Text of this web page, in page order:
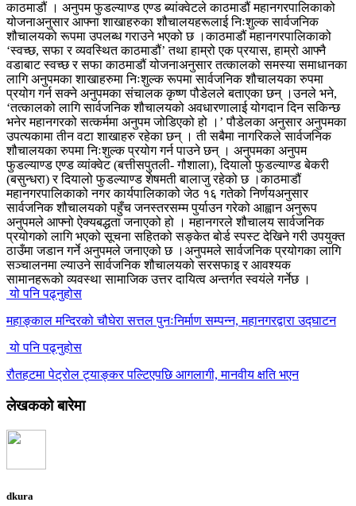
काठमाडौं । अनुपम फुडल्याण्ड एण्ड ब्यांक्वेटले काठमाडौं महानगरपालिकाको
योजनाअनुसार आफ्ना शाखाहरुका शौचालयहरूलाई निःशुल्क सार्वजनिक
शौचालयको रूपमा उपलब्ध गराउने भएको छ ।काठमाडौं महानगरपालिकाको
‘स्वच्छ, सफा र व्यवस्थित काठमाडौं’ तथा हाम्रो एक प्रयास, हाम्रो आफ्नै
वडाबाट स्वच्छ र सफा काठमाडौं योजनाअनुसार तत्कालको समस्या समाधानका
लागि अनुपमका शाखाहरुमा निःशुल्क रूपमा सार्वजनिक शौचालयका रुपमा
प्रयोग गर्न सक्ने अनुपमका संचालक कृष्ण पौडेलले बताएका छन् ।उनले भने,
‘तत्कालको लागि सार्वजनिक शौचालयको अवधारणालाई योगदान दिन सकिन्छ
भनेर महानगरको सत्कर्ममा अनुपम जोडिएको हो ।’ पौडेलका अनुसार अनुपमका
उपत्यकामा तीन वटा शाखाहरु रहेका छन् । ती सबैमा नागरिकले सार्वजनिक
शौचालयका रुपमा निःशुल्क प्रयोग गर्न पाउने छन् । अनुपमका अनुपम
फुडल्याण्ड एण्ड व्यांक्वेट (बत्तीसपुतली- गौशाला), दियालो फुडल्याण्ड बेकरी
(बसुन्धरा) र दियालो फुडल्याण्ड शेषमती बालाजु रहेको छ ।काठमाडौं
महानगरपालिकाको नगर कार्यपालिकाको जेठ १६ गतेको निर्णयअनुसार
सार्वजनिक शौचालयको पहुँच जनस्तरसम्म पुर्याउन गरेको आह्वान अनुरूप
अनुपमले आफ्नो ऐक्यबद्धता जनाएको हो । महानगरले शौचालय सार्वजनिक
प्रयोगको लागि भएको सूचना सहितको सङ्केत बोर्ड स्पस्ट देखिने गरी उपयुक्त
ठाउँमा जडान गर्ने अनुपमले जनाएको छ ।अनुपमले सार्वजनिक प्रयोगका लागि
सञ्चालनमा ल्याउने सार्वजनिक शौचालयको सरसफाइ र आवश्यक
सामानहरूको व्यवस्था सामाजिक उत्तर दायित्व अन्तर्गत स्वयंले गर्नेछ ।
यो पनि पढ्नुहोस
महाङ्काल मन्दिरको चौघेरा सत्तल पुनःनिर्माण सम्पन्न, महानगरद्वारा उद्घाटन
यो पनि पढ्नुहोस
रौतहटमा पेट्रोल ट्याङ्कर पल्टिएपछि आगलागी, मानवीय क्षति भएन
लेखकको बारेमा
dkura